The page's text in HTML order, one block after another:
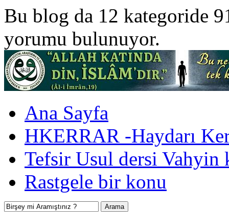
Bu blog da 12 kategoride
yorumu bulunuyor.
Ana Sayfa
HKERRAR -Haydarı
Tefsir Usul dersi Vahyin
Rastgele bir konu